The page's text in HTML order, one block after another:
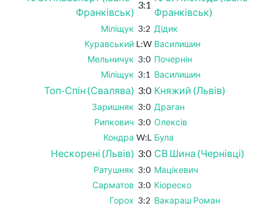
Франківськ)
3:1
Франківськ)
Міліщук 3:2 Дідик
Куравський L:W Василишин
Мельничук 3:0 Почернін
Міліщук 3:1 Василишин
Топ-Спін (Свалява) 3:0 Княжий (Львів)
Заришняк 3:0 Драган
Рипкович 3:0 Олексів
Кондра W:L Була
Нескорені (Львів) 3:0 СВ Шина (Чернівці)
Ратушняк 3:0 Мацікевич
Сарматов 3:0 Кіореско
Горох 3:2 Вакараш Роман